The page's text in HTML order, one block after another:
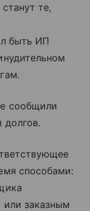
те,
быть ИП
сообщили
долгов.
способами:
или заказным